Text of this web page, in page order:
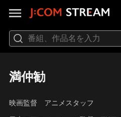
満仲勧
映画監督 アニメスタッフ